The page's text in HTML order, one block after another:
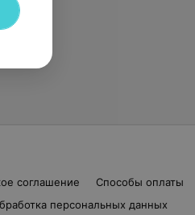
соглашение Способы оплаты
персональных данных